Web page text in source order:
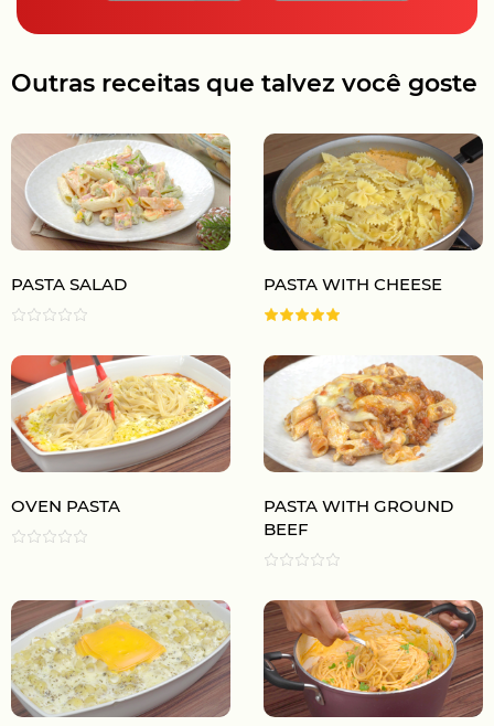
Outras receitas que talvez você goste
PASTA SALAD PASTA WITH CHEESE
OVEN PASTA
PASTA WITH GROUND
BEEF